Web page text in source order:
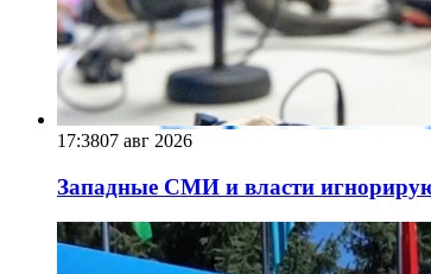
17:3807 авг 2026
Западные СМИ и власти